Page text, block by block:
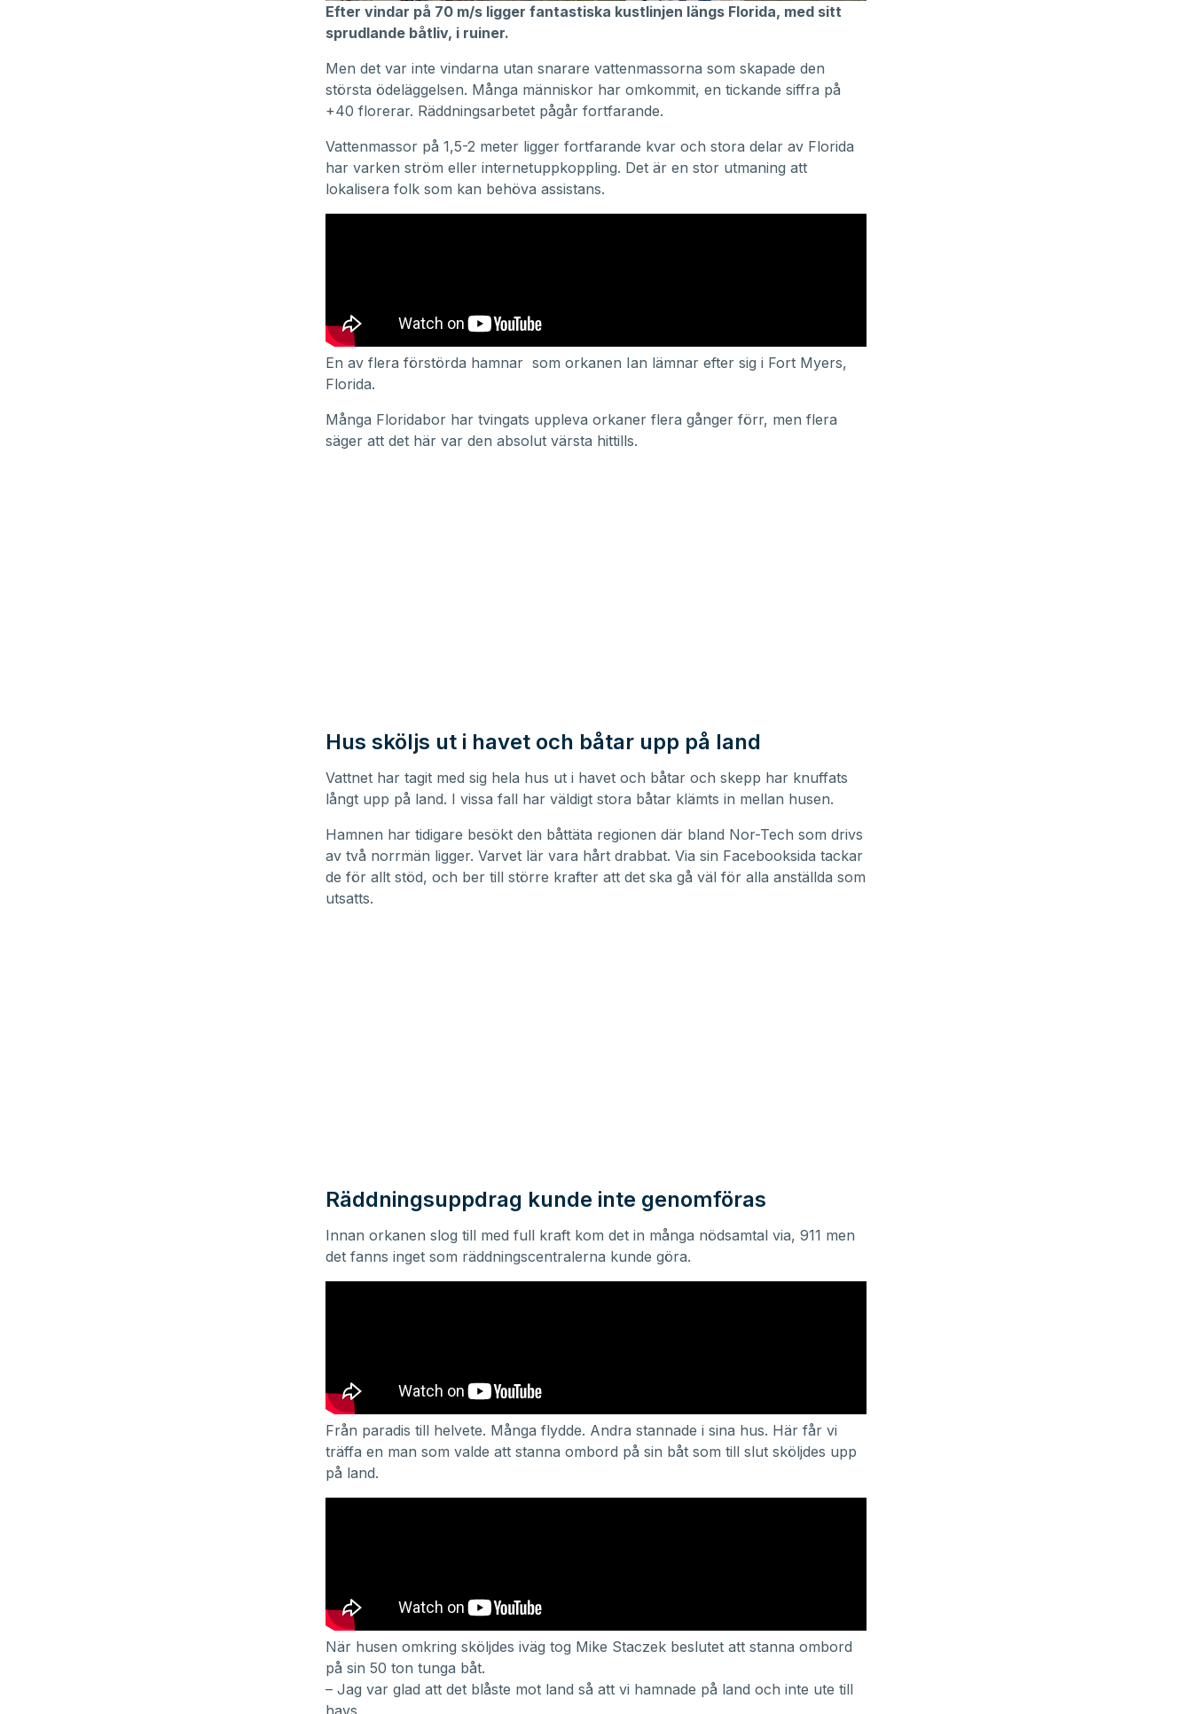
Efter vindar på 70 m/s ligger fantastiska kustlinjen längs Florida, med sitt
sprudlande båtliv, i ruiner.
Men det var inte vindarna utan snarare vattenmassorna som skapade den
största ödeläggelsen. Många människor har omkommit, en tickande siffra på
+40 florerar. Räddningsarbetet pågår fortfarande.
Vattenmassor på 1,5-2 meter ligger fortfarande kvar och stora delar av Florida
har varken ström eller internetuppkoppling. Det är en stor utmaning att
lokalisera folk som kan behöva assistans.
En av flera förstörda hamnar som orkanen Ian lämnar efter sig i Fort Myers,
Florida.
Många Floridabor har tvingats uppleva orkaner flera gånger förr, men flera
säger att det här var den absolut värsta hittills.
Hus sköljs ut i havet och båtar upp på land
Vattnet har tagit med sig hela hus ut i havet och båtar och skepp har knuffats
långt upp på land. I vissa fall har väldigt stora båtar klämts in mellan husen.
Hamnen har tidigare besökt den båttäta regionen där bland Nor-Tech som drivs
av två norrmän ligger. Varvet lär vara hårt drabbat. Via sin Facebooksida tackar
de för allt stöd, och ber till större krafter att det ska gå väl för alla anställda som
utsatts.
Räddningsuppdrag kunde inte genomföras
Innan orkanen slog till med full kraft kom det in många nödsamtal via, 911 men
det fanns inget som räddningscentralerna kunde göra.
Från paradis till helvete. Många flydde. Andra stannade i sina hus. Här får vi
träffa en man som valde att stanna ombord på sin båt som till slut sköljdes upp
på land.
När husen omkring sköljdes iväg tog Mike Staczek beslutet att stanna ombord
på sin 50 ton tunga båt.
– Jag var glad att det blåste mot land så att vi hamnade på land och inte ute till